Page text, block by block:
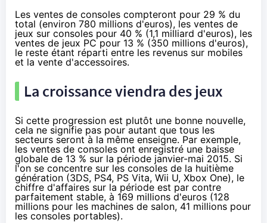
Les ventes de consoles compteront pour 29 % du
total (environ 780 millions d'euros), les ventes de
jeux sur consoles pour 40 % (1,1 milliard d'euros), les
ventes de jeux PC pour 13 % (350 millions d'euros),
le reste étant réparti entre les revenus sur mobiles
et la vente d'accessoires.
La croissance viendra des jeux
Si cette progression est plutôt une bonne nouvelle,
cela ne signifie pas pour autant que tous les
secteurs seront à la même enseigne. Par exemple,
les ventes de consoles ont enregistré une baisse
globale de 13 % sur la période janvier-mai 2015. Si
l'on se concentre sur les consoles de la huitième
génération (3DS, PS4, PS Vita, Wii U, Xbox One), le
chiffre d'affaires sur la période est par contre
parfaitement stable, à 169 millions d'euros (128
millions pour les machines de salon, 41 millions pour
les consoles portables).